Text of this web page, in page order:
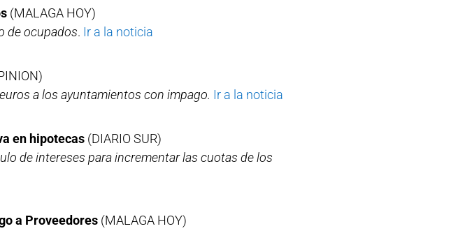
(MALAGA HOY)
de ocupados. Ir a la noticia
a los ayuntamientos con impago. Ir a la noticia
en hipotecas (DIARIO SUR)
de intereses para incrementar las cuotas de los
a Proveedores (MALAGA HOY)